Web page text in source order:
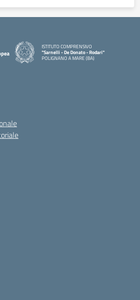
ISTITUTO COMPRENSIVO
"Sarnelli - De Donato - Rodari"
POLIGNANO A MARE (BA)